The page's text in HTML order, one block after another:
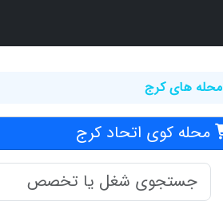
محله های کرج
محله کوی اتحاد کرج